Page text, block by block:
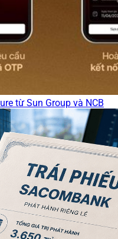
từ Sun Group và NCB